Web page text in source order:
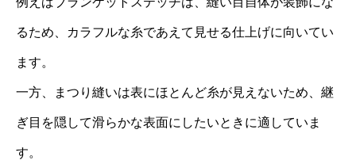
るため、カラフルな糸であえて見せる仕上げに向いてい
ます。
一方、まつり縫いは表にほとんど糸が見えないため、継
ぎ目を隠して滑らかな表面にしたいときに適していま
す。